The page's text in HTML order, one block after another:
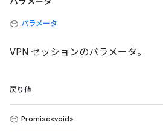
パラメータ
VPN セッションのパラメータ。
戻り値
Promise<void>